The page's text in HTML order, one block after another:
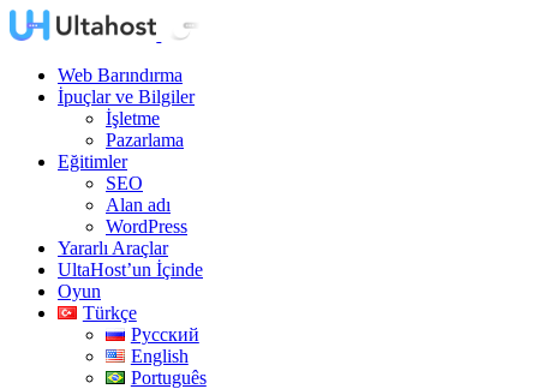
Web Barındırma
İpuçlar ve Bilgiler
İşletme
Pazarlama
Eğitimler
SEO
Alan adı
WordPress
Yararlı Araçlar
UltaHost’un İçinde
Oyun
Türkçe
Русский
English
Português